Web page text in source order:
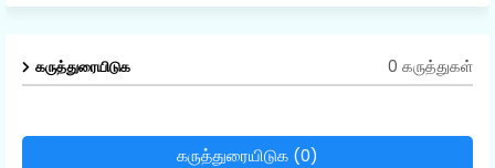
கருத்துரையிடுக 0 கருத்துகள்
கருத்துரையிடுக (0)